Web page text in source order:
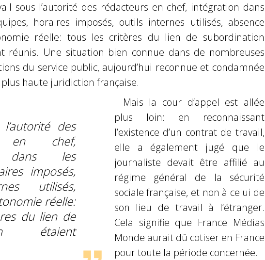
sous l’autorité des rédacteurs en chef, intégration dans
horaires imposés, outils internes utilisés, absence
réelle: tous les critères du lien de subordination
réunis. Une situation bien connue dans de nombreuses
du service public, aujourd’hui reconnue et condamnée
haute juridiction française.
des
en chef,
dans les
imposés,
utilisés,
réelle:
du lien de
étaient
Mais la cour d’appel est allée
plus loin: en reconnaissant
l’existence d’un contrat de travail,
elle a également jugé que le
journaliste devait être affilié au
régime général de la sécurité
socialefrançaise, et non à celui de
son lieu de travail à l’étranger.
Cela signifie que France Médias
Monde aurait dû cotiser en France
pour toute la période concernée.